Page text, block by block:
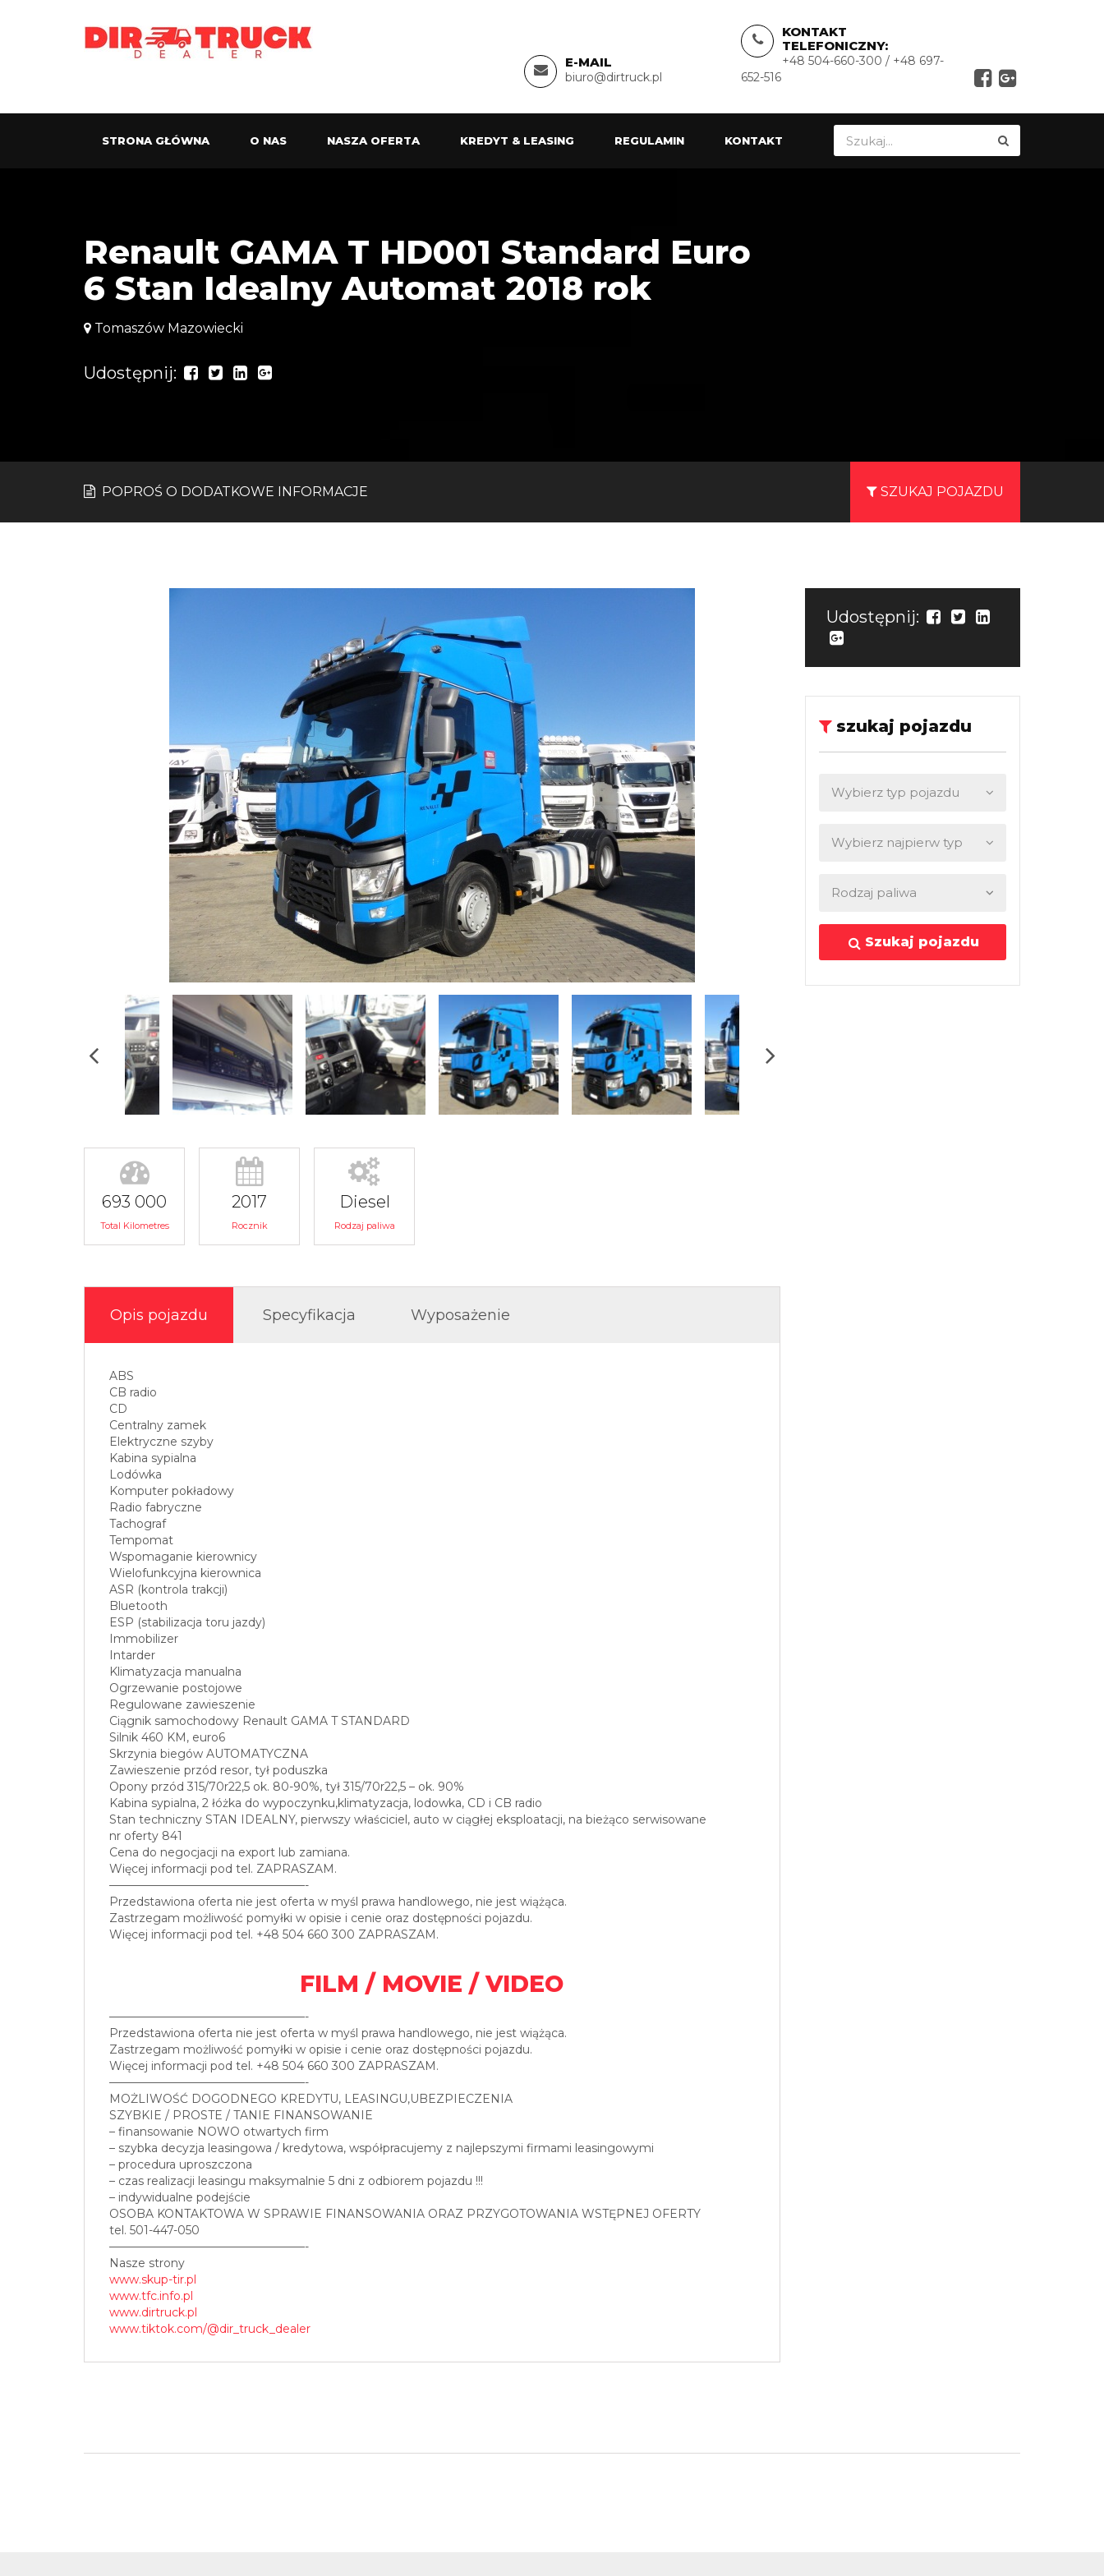
E-MAIL
biuro@dirtruck.pl
KONTAKT
TELEFONICZNY:
+48 504-660-300 / +48 697-
652-516
STRONA GŁÓWNA O NAS NASZA OFERTA KREDYT & LEASING REGULAMIN KONTAKT
Renault GAMA T HD001 Standard Euro
6 Stan Idealny Automat 2018 rok
Tomaszów Mazowiecki
Udostępnij:
SZUKAJ POJAZDU
POPROŚ O DODATKOWE INFORMACJE
693 000
Total Kilometres
2017
Rocznik
Diesel
Rodzaj paliwa
Opis pojazdu Specyfikacja Wyposażenie
ABS
CB radio
CD
Centralny zamek
Elektryczne szyby
Kabina sypialna
Lodówka
Komputer pokładowy
Radio fabryczne
Tachograf
Tempomat
Wspomaganie kierownicy
Wielofunkcyjna kierownica
ASR (kontrola trakcji)
Bluetooth
ESP (stabilizacja toru jazdy)
Immobilizer
Intarder
Klimatyzacja manualna
Ogrzewanie postojowe
Regulowane zawieszenie
Ciągnik samochodowy Renault GAMA T STANDARD
Silnik 460 KM, euro6
Skrzynia biegów AUTOMATYCZNA
Zawieszenie przód resor, tył poduszka
Opony przód 315/70r22,5 ok. 80-90%, tył 315/70r22,5 – ok. 90%
Kabina sypialna, 2 łóżka do wypoczynku,klimatyzacja, lodowka, CD i CB radio
Stan techniczny STAN IDEALNY, pierwszy właściciel, auto w ciągłej eksploatacji, na bieżąco serwisowane
nr oferty 841
Cena do negocjacji na export lub zamiana.
Więcej informacji pod tel. ZAPRASZAM.
—————————————————-
Przedstawiona oferta nie jest oferta w myśl prawa handlowego, nie jest wiążąca.
Zastrzegam możliwość pomyłki w opisie i cenie oraz dostępności pojazdu.
Więcej informacji pod tel. +48 504 660 300 ZAPRASZAM.
FILM / MOVIE / VIDEO
—————————————————-
Przedstawiona oferta nie jest oferta w myśl prawa handlowego, nie jest wiążąca.
Zastrzegam możliwość pomyłki w opisie i cenie oraz dostępności pojazdu.
Więcej informacji pod tel. +48 504 660 300 ZAPRASZAM.
—————————————————-
MOŻLIWOŚĆ DOGODNEGO KREDYTU, LEASINGU,UBEZPIECZENIA
SZYBKIE / PROSTE / TANIE FINANSOWANIE
– finansowanie NOWO otwartych firm
– szybka decyzja leasingowa / kredytowa, współpracujemy z najlepszymi firmami leasingowymi
– procedura uproszczona
– czas realizacji leasingu maksymalnie 5 dni z odbiorem pojazdu !!!
– indywidualne podejście
OSOBA KONTAKTOWA W SPRAWIE FINANSOWANIA ORAZ PRZYGOTOWANIA WSTĘPNEJ OFERTY
tel. 501-447-050
—————————————————-
Nasze strony
www.skup-tir.pl
www.tfc.info.pl
www.dirtruck.pl
www.tiktok.com/@dir_truck_dealer
Udostępnij:
szukaj pojazdu
Szukaj pojazdu